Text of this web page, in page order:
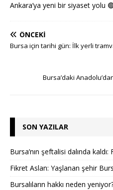
Ankara’ya yeni bir siyaset yolu
ÖNCEKI
Bursa için tarihi gün: İlk yerli
Bursa’daki
SON YAZILAR
Bursa’nın şeftalisi dalında
Fikret Aslan: Yaşlanan şehir
Bursalıların hakkı neden